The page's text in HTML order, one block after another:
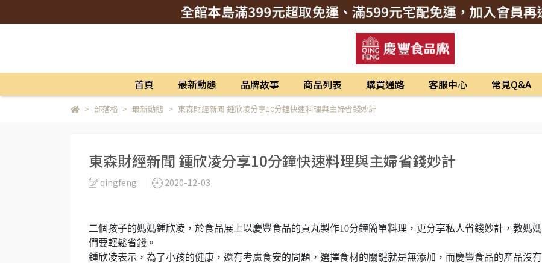
首頁 最新動態 品牌故事 商品列表 購買通路 客服中心 常見Q&A
部落格 最新動態 東森財經新聞 鍾欣凌分享10分鐘快速料理與主婦省錢妙計
東森財經新聞 鍾欣凌分享10分鐘快速料理與主婦省錢妙計
qingfeng 2020-12-03
二個孩子的媽媽鍾欣凌，於食品展上以慶豐食品的貢丸製作10分鐘簡單料理，更分享私人省錢妙計，教媽媽
們要輕鬆省錢。
鍾欣凌表示，為了小孩的健康，還有考慮食安的問題，選擇食材的關鍵就是無添加，而慶豐食品的產品沒有